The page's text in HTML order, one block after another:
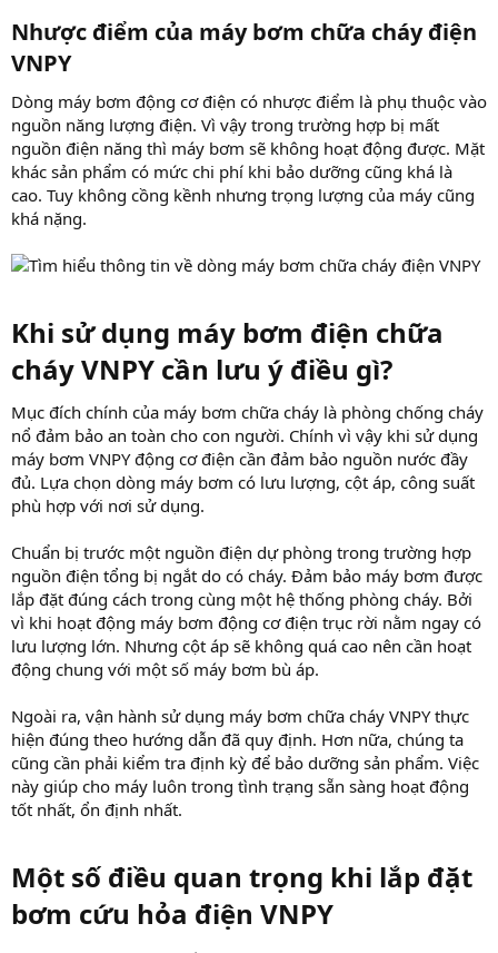
Nhược điểm của máy bơm chữa cháy điện
VNPY
Dòng máy bơm động cơ điện có nhược điểm là phụ thuộc vào
nguồn năng lượng điện. Vì vậy trong trường hợp bị mất
nguồn điện năng thì máy bơm sẽ không hoạt động được. Mặt
khác sản phẩm có mức chi phí khi bảo dưỡng cũng khá là
cao. Tuy không cồng kềnh nhưng trọng lượng của máy cũng
khá nặng.
Khi sử dụng máy bơm điện chữa
cháy VNPY cần lưu ý điều gì?
Mục đích chính của máy bơm chữa cháy là phòng chống cháy
nổ đảm bảo an toàn cho con người. Chính vì vậy khi sử dụng
máy bơm VNPY động cơ điện cần đảm bảo nguồn nước đầy
đủ. Lựa chọn dòng máy bơm có lưu lượng, cột áp, công suất
phù hợp với nơi sử dụng.
Chuẩn bị trước một nguồn điện dự phòng trong trường hợp
nguồn điện tổng bị ngắt do có cháy. Đảm bảo máy bơm được
lắp đặt đúng cách trong cùng một hệ thống phòng cháy. Bởi
vì khi hoạt động máy bơm động cơ điện trục rời nằm ngay có
lưu lượng lớn. Nhưng cột áp sẽ không quá cao nên cần hoạt
động chung với một số máy bơm bù áp.
Ngoài ra, vận hành sử dụng máy bơm chữa cháy VNPY thực
hiện đúng theo hướng dẫn đã quy định. Hơn nữa, chúng ta
cũng cần phải kiểm tra định kỳ để bảo dưỡng sản phẩm. Việc
này giúp cho máy luôn trong tình trạng sẵn sàng hoạt động
tốt nhất, ổn định nhất.
Một số điều quan trọng khi lắp đặt
bơm cứu hỏa điện VNPY